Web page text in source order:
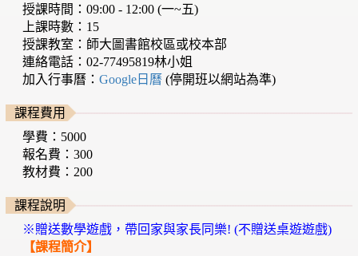
授課時間：09:00 - 12:00 (一~五)
上課時數：15
授課教室：師大圖書館校區或校本部
連絡電話：02-77495819林小姐
加入行事曆：Google日曆(停開班以網站為準)
課程費用
學費：5000
報名費：300
教材費：200
課程說明
※贈送數學遊戲，帶回家與家長同樂! (不贈送桌遊遊戲)
【課程簡介】